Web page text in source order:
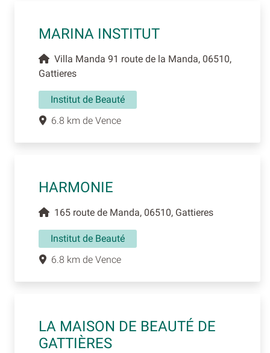
MARINA INSTITUT
Villa Manda 91 route de la Manda, 06510,
Gattieres
Institut de Beauté
6.8 km de Vence
HARMONIE
165 route de Manda, 06510, Gattieres
Institut de Beauté
6.8 km de Vence
LA MAISON DE BEAUTÉ DE
GATTIÈRES